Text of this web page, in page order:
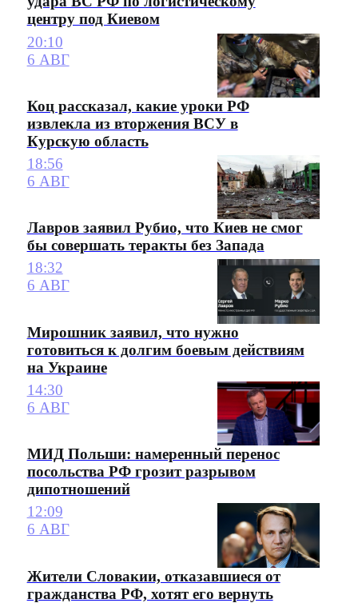
центру под Киевом
20:10
6 АВГ
Коц рассказал, какие уроки РФ
извлекла из вторжения ВСУ в
Курскую область
18:56
6 АВГ
Лавров заявил Рубио, что Киев не смог
бы совершать теракты без Запада
18:32
6 АВГ
Мирошник заявил, что нужно
готовиться к долгим боевым действиям
на Украине
14:30
6 АВГ
МИД Польши: намеренный перенос
посольства РФ грозит разрывом
дипотношений
12:09
6 АВГ
Жители Словакии, отказавшиеся от
гражданства РФ, хотят его вернуть